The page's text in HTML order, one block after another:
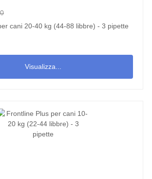
cani 20-40 kg (44-88 libbre) - 3 pipette
Visualizza...